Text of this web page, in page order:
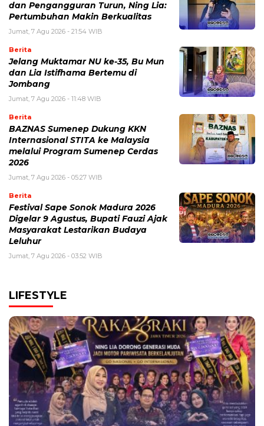
dan Pengangguran Turun, Ning Lia:
Pertumbuhan Makin Berkualitas
Jumat, 7 Agu 2026 - 21:54 WIB
Berita
Jelang Muktamar NU ke-35, Bu Mun
dan Lia Istifhama Bertemu di
Jombang
Jumat, 7 Agu 2026 - 11:48 WIB
Berita
BAZNAS Sumenep Dukung KKN
Internasional STITA ke Malaysia
melalui Program Sumenep Cerdas
2026
Jumat, 7 Agu 2026 - 05:27 WIB
Berita
Festival Sape Sonok Madura 2026
Digelar 9 Agustus, Bupati Fauzi Ajak
Masyarakat Lestarikan Budaya
Leluhur
Jumat, 7 Agu 2026 - 03:52 WIB
LIFESTYLE